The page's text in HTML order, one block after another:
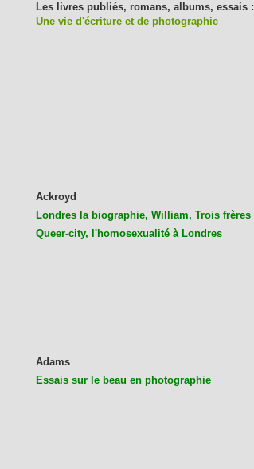
Les livres publiés, romans, albums, essais :
Une vie d'écriture et de photographie
Ackroyd
Londres la biographie, William, Trois frères
Queer-city, l'homosexualité à Londres
Adams
Essais sur le beau en photographie